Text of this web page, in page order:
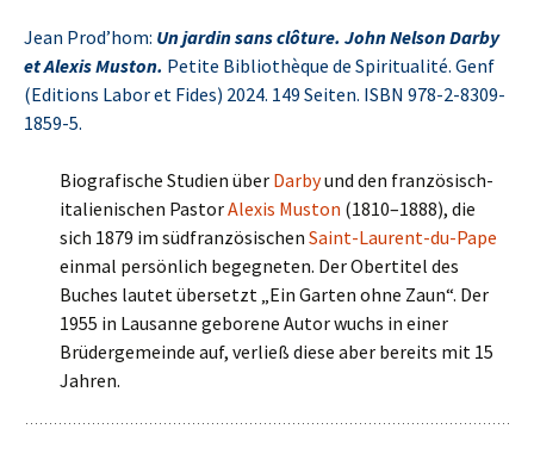
Jean Prod’hom: Un jardin sans clôture. John Nelson Darby
et Alexis Muston. Petite Bibliothèque de Spiritualité. Genf
(Editions Labor et Fides) 2024. 149 Seiten. ISBN 978-2-8309-
1859-5.
Biografische Studien über Darbyund den französisch-
italienischen PastorAlexis Muston (1810–1888), die
sich 1879 im südfranzösischen Saint-Laurent-du-Pape
einmal persönlich begegneten. Der Obertitel des
Buches lautet übersetzt „Ein Garten ohne Zaun“. Der
1955 in Lausanne geborene Autor wuchs in einer
Brüdergemeinde auf, verließ diese aber bereits mit 15
Jahren.